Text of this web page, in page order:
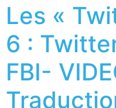
Les «
6 :
FBI-